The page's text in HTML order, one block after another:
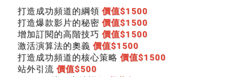
打造成功頻道的綱領 價值$1500
打造爆款影片的秘密 價值$1500
增加訂閱的高階技巧 價值$1500
激活演算法的奧義 價值$1500
打造成功頻道的核心策略 價值$1500
站外引流 價值$500